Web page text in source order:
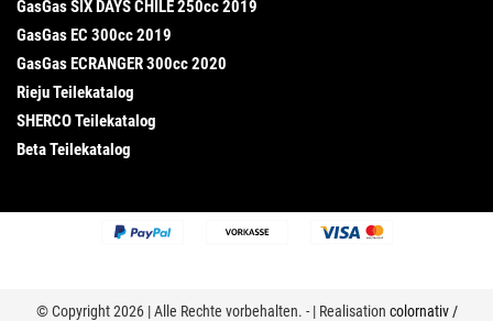
GasGas SIX DAYS CHILE 250cc 2019
GasGas EC 300cc 2019
GasGas ECRANGER 300cc 2020
Rieju Teilekatalog
SHERCO Teilekatalog
Beta Teilekatalog
© Copyright 2026 | Alle Rechte vorbehalten. - | Realisation colornativ /